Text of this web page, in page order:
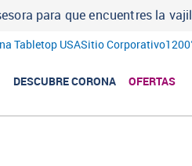
para que encuentres la
Tabletop USASitio Corporativo
DESCUBRE CORONA OFERTAS